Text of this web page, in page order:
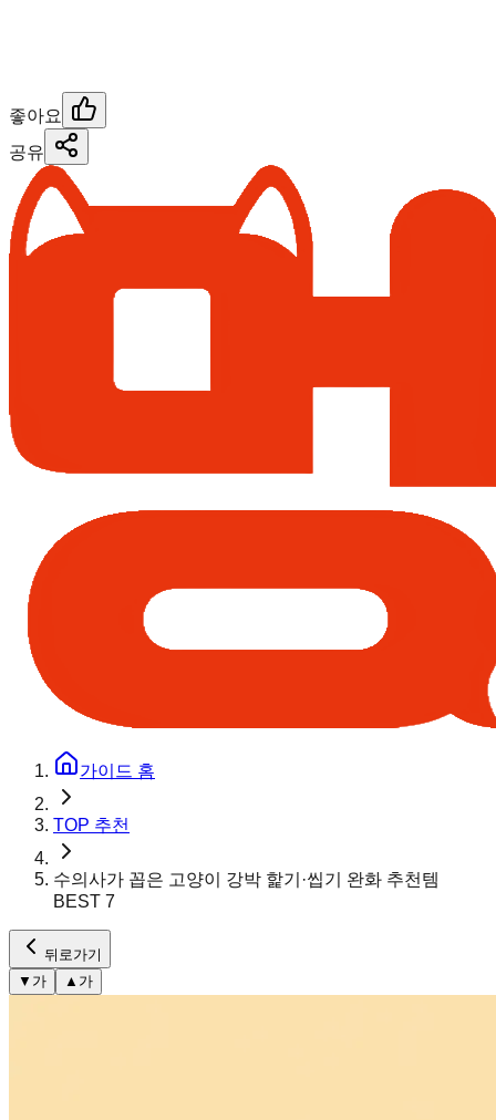
좋아요
공유
가이드 홈
TOP 추천
수의사가 꼽은 고양이 강박 핥기·씹기 완화 추천템
BEST 7
뒤로가기
▼ 가 ▲ 가